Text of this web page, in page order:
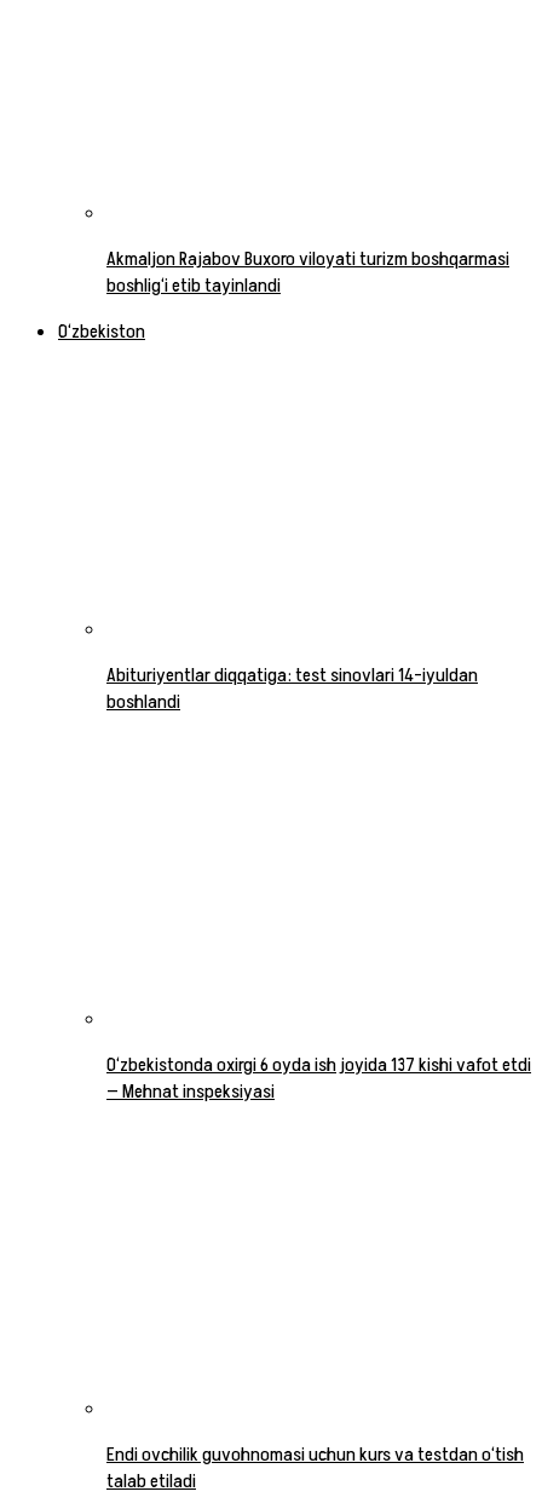
Akmaljon Rajabov Buxoro viloyati turizm boshqarmasi
boshlig‘i etib tayinlandi
O‘zbekiston
Abituriyentlar diqqatiga: test sinovlari 14-iyuldan
boshlandi
O‘zbekistonda oxirgi 6 oyda ish joyida 137 kishi vafot etdi
— Mehnat inspeksiyasi
Endi ovchilik guvohnomasi uchun kurs va testdan o‘tish
talab etiladi